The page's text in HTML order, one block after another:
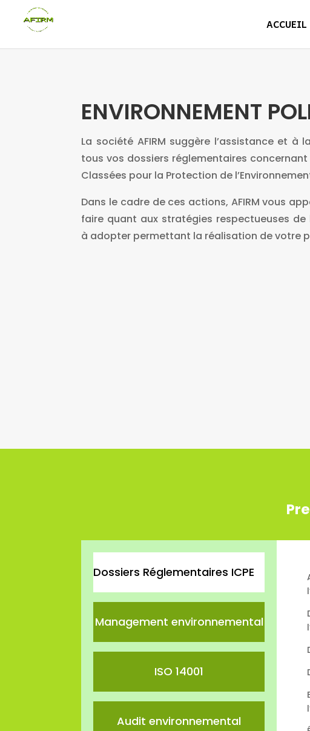
ACCUEIL
ENVIRONNEMENT
La société AFIRM suggère l’assistance et à
tous vos dossiers réglementaires
Classées pour la Protection de
Dans le cadre de ces actions, AFIRM vous
faire quant aux stratégies respectueuses de
à adopter permettant la réalisation de votre
Dossiers Réglementaires ICPE
Management environnemental
ISO 14001
Audit environnemental